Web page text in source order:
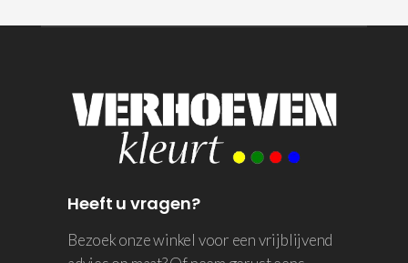
Heeft u vragen?
Bezoek onze winkel voor een vrijblijvend